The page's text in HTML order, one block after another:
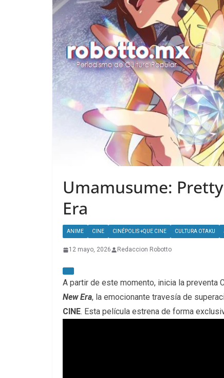
Umamusume:
Era
ANIME CINE CINÉPOLIS +QUE CINE CULTURA OTAKU
12 mayo, 2026 Redaccion Robotto
A partir de este momento, inicia la preventa
New Era, la emocionante travesía de
CINE. Esta película estrena de forma